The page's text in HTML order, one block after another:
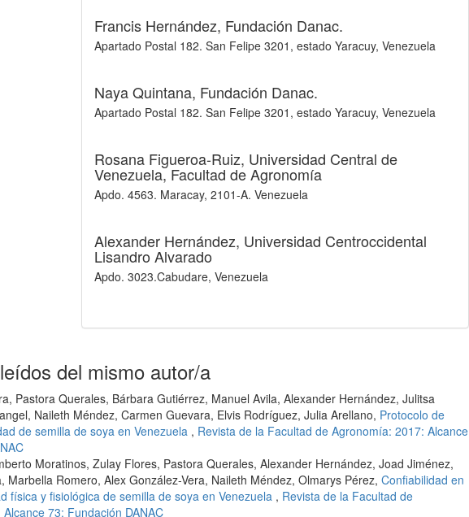
Francis Hernández, Fundación Danac.
Apartado Postal 182. San Felipe 3201, estado Yaracuy, Venezuela
Naya Quintana, Fundación Danac.
Apartado Postal 182. San Felipe 3201, estado Yaracuy, Venezuela
Rosana Figueroa-Ruiz, Universidad Central de
Venezuela, Facultad de Agronomía
Apdo. 4563. Maracay, 2101-A. Venezuela
Alexander Hernández, Universidad Centroccidental
Lisandro Alvarado
Apdo. 3023.Cabudare, Venezuela
del mismo autor/a
Pastora Querales, Bárbara Gutiérrez, Manuel Avila, Alexander Hernández, Julitsa
Naileth Méndez, Carmen Guevara, Elvis Rodríguez, Julia Arellano, Protocolo de
de semilla de soya en Venezuela , Revista de la Facultad de Agronomía: 2017: Alcance
Moratinos, Zulay Flores, Pastora Querales, Alexander Hernández, Joad Jiménez,
Marbella Romero, Alex González-Vera, Naileth Méndez, Olmarys Pérez, Confiabilidad en
física y fisiológica de semilla de soya en Venezuela , Revista de la Facultad de
73: Fundación DANAC